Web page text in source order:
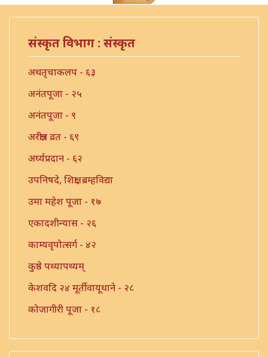
संस्कृत विभाग : संस्कृत
अथतृचाकलप - ६३
अनंतपूजा - २५
अनंतपूजा - ९
अरक्षीत्र व्रत - ६९
अर्घ्यप्रदान - ६२
उपनिषदे, शिक्षा, ब्रम्हविद्या
उमा महेश पूजा - १७
एकादशीन्यास - २६
काम्यवृपोत्सर्ग - ४२
कुष्ठे पथ्यापथ्यम्
केशवदि २४ मूर्तीवायूधाने - २८
कोजागीरी पूजा - १८
गणपति पार्थिव पूजा - ५६